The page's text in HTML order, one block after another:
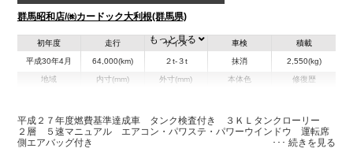
群馬昭和店/㈱カードック大利根(群馬県)
初年度
平成30年4月
走行
64,000(km)
サイズ
２t-３t
車検
抹消
積載
2,550(kg)
地域 内寸(mm) 外寸(mm) 本体色 修復歴
装備情報
もっと見る
平成２７年度燃費基準達成車 タンク検査付き ３ＫＬタンクローリー
２層 ５速マニュアル エアコン・パワステ・パワーウインドウ 運転席
側エアバッグ付き